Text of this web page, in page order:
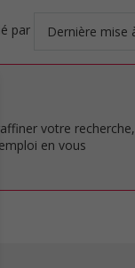
par
votre recherche,
en vous